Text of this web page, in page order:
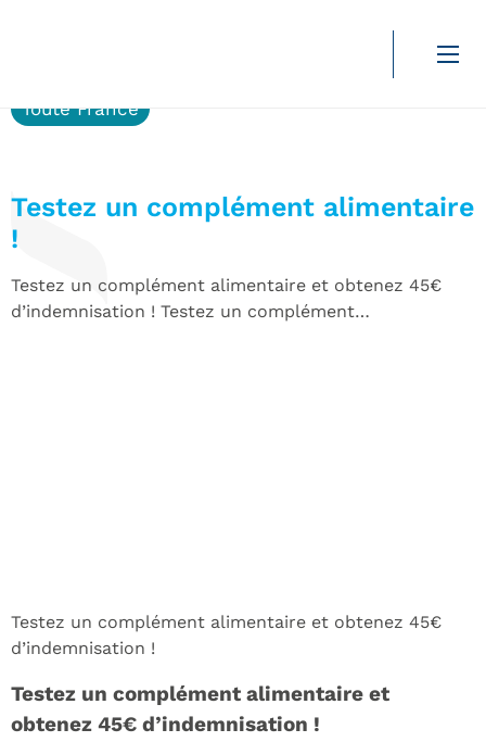
Toute France
Testez un complément alimentaire
!
Testez un complément alimentaire et obtenez 45€
d’indemnisation ! Testez un complément…
Testez un complément alimentaire et obtenez 45€
d’indemnisation !
Testez un complément alimentaire et
obtenez 45€ d’indemnisation !